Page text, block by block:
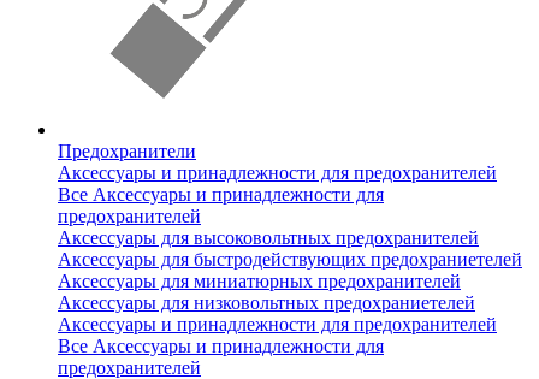
Предохранители
Аксессуары и принадлежности для предохранителей
Все Аксессуары и принадлежности для
предохранителей
Аксессуары для высоковольтных предохранителей
Аксессуары для быстродействующих предохраниетелей
Аксессуары для миниатюрных предохранителей
Аксессуары для низковольтных предохраниетелей
Аксессуары и принадлежности для предохранителей
Все Аксессуары и принадлежности для
предохранителей